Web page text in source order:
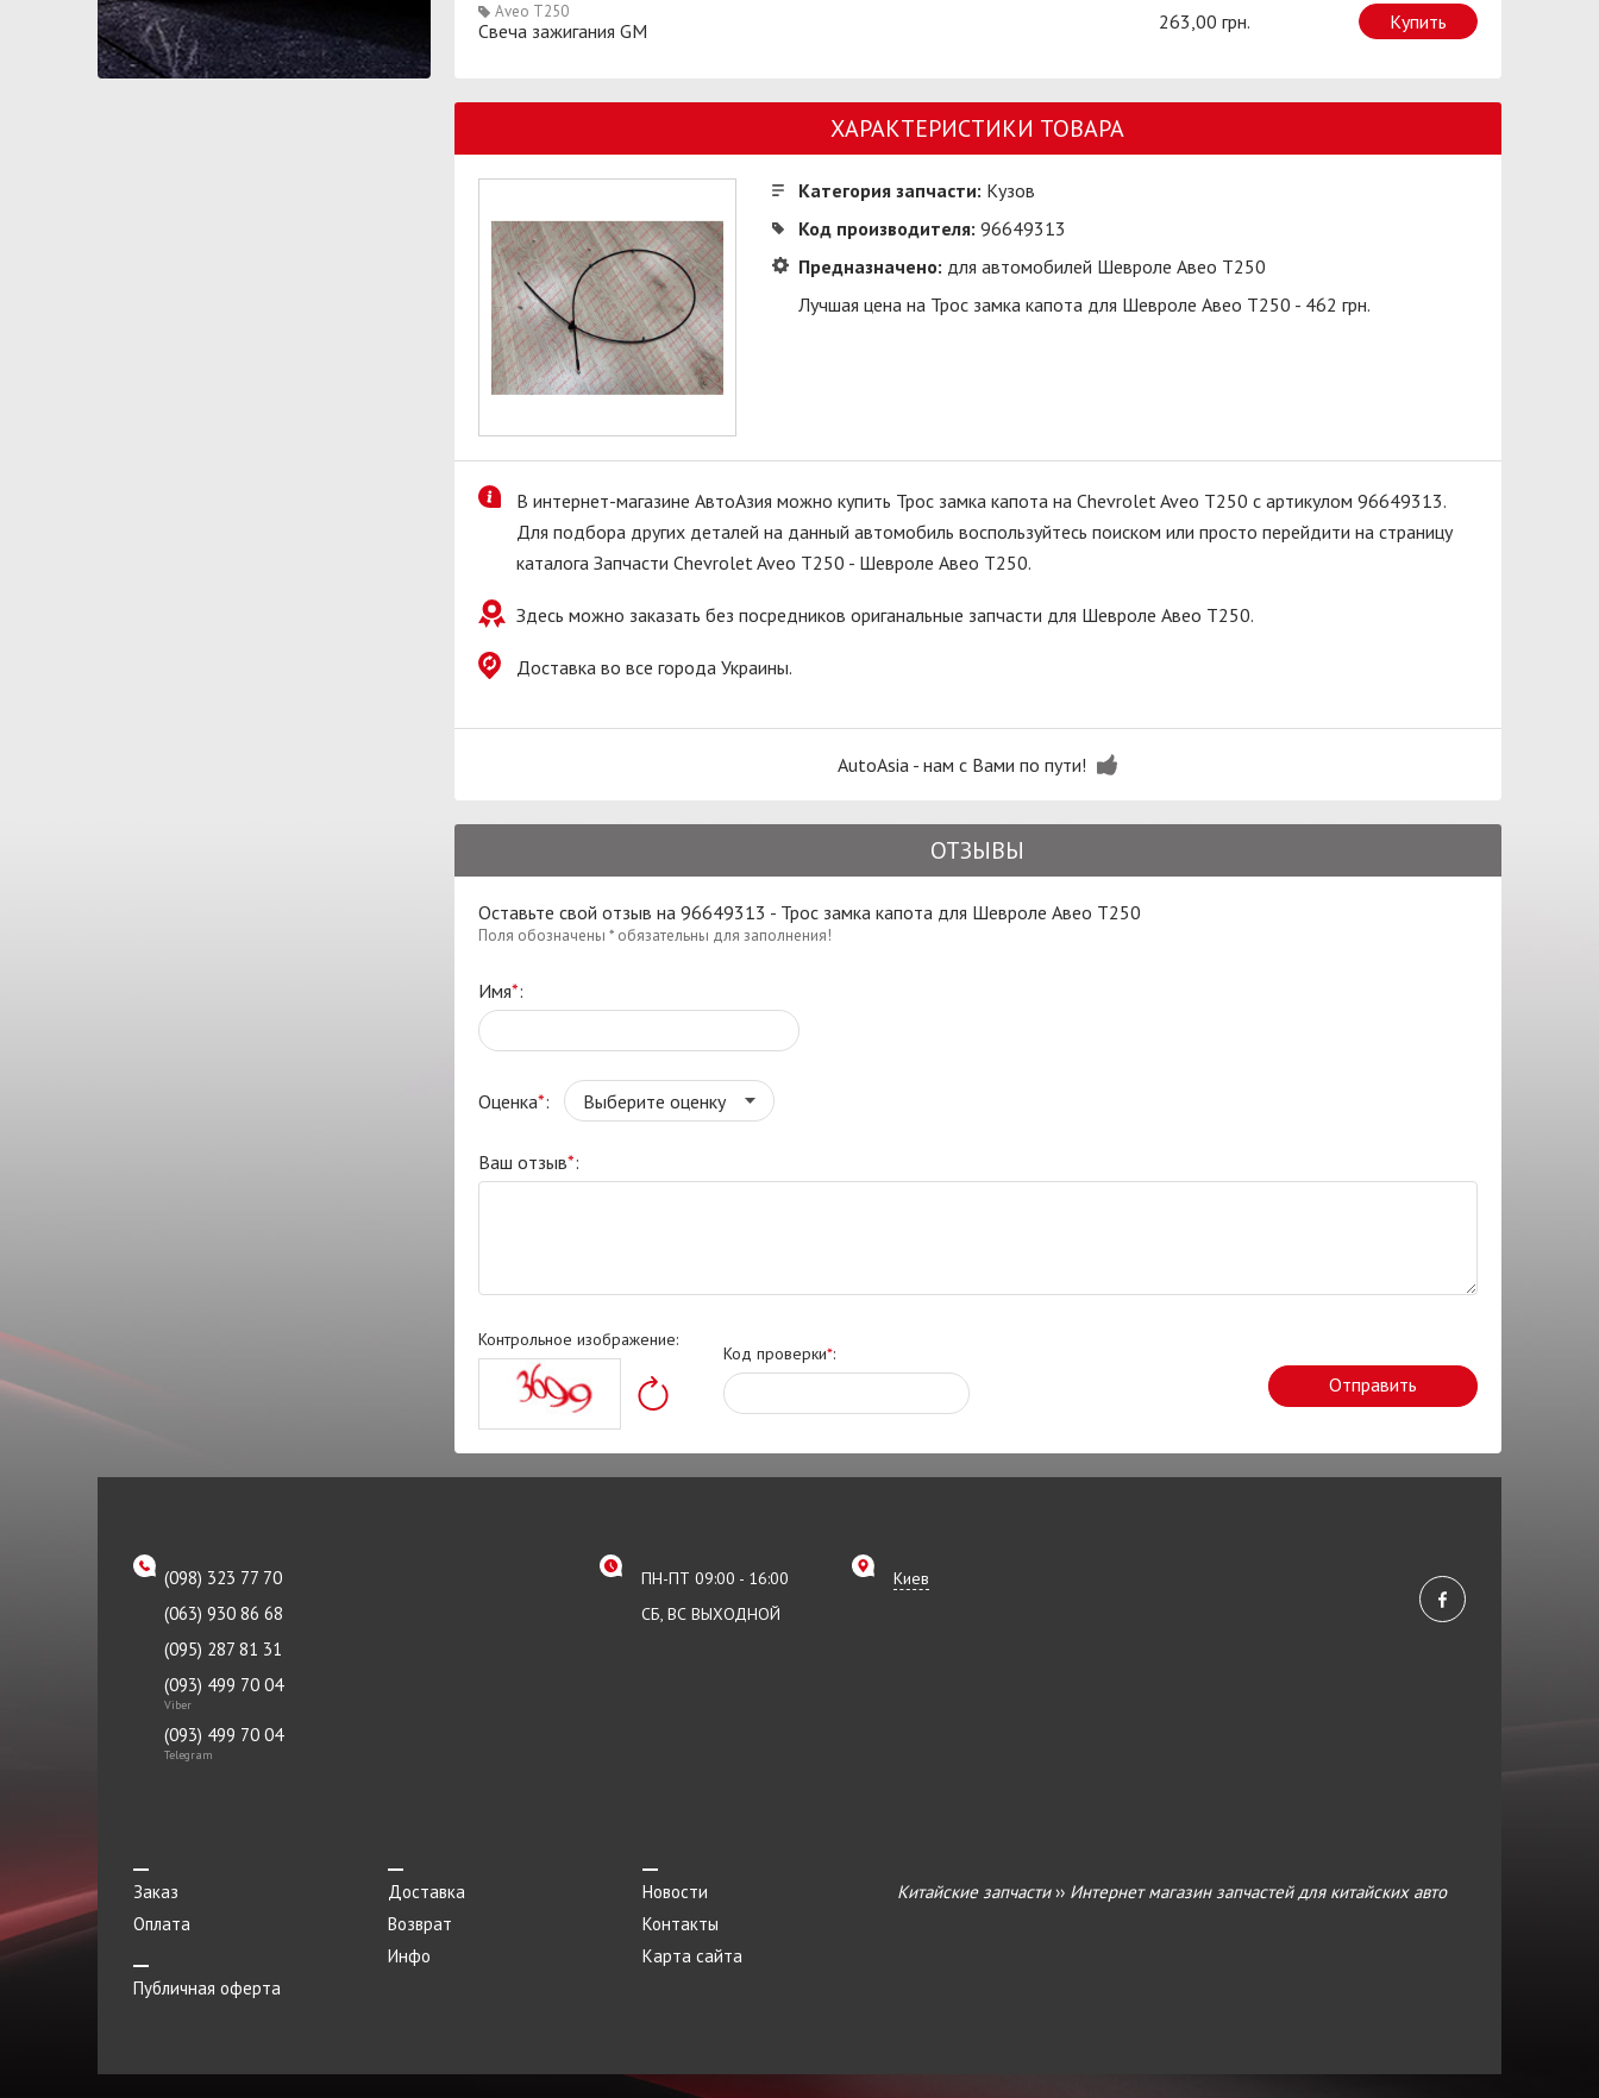
Aveo T250
Свеча зажигания GM 263,00 грн. Купить
ХАРАКТЕРИСТИКИ ТОВАРА
Категория запчасти: Кузов
Код производителя: 96649313
Предназначено: для автомобилей Шевроле Авео Т250
Лучшая цена на Трос замка капота для Шевроле Авео Т250 - 462 грн.
В интернет-магазине АвтоАзия можно купить Трос замка капота на Chevrolet Aveo T250 с артикулом 96649313.
Для подбора других деталей на данный автомобиль воспользуйтесь поиском или просто перейдити на страницу
каталога Запчасти Chevrolet Aveo T250 - Шевроле Авео Т250.
Здесь можно заказать без посредников ориганальные запчасти для Шевроле Авео Т250.
Доставка во все города Украины.
AutoAsia - нам с Вами по пути!
ОТЗЫВЫ
Оставьте свой отзыв на 96649313 - Трос замка капота для Шевроле Авео Т250
Поля обозначены * обязательны для заполнения!
Имя*:
Оценка*:
Ваш отзыв*:
Контрольное изображение:
Код проверки*:
Отправить
(098) 323 77 70
(063) 930 86 68
(095) 287 81 31
(093) 499 70 04
Viber
(093) 499 70 04
Telegram
ПН-ПТ 09:00 - 16:00
СБ, ВС ВЫХОДНОЙ
Киев
Заказ
Оплата
Доставка
Возврат
Инфо
Новости
Контакты
Карта сайта
Публичная оферта
Китайские запчасти›› Интернет магазин запчастей для китайских авто